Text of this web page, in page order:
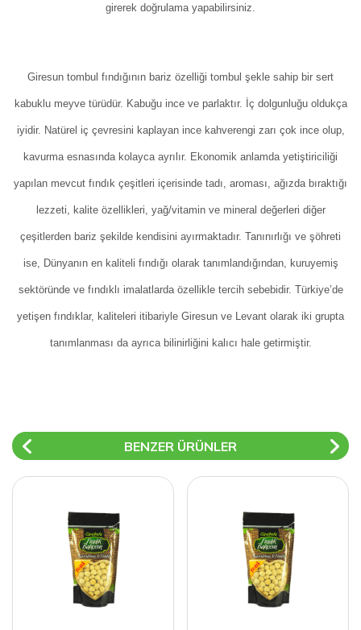
girerek doğrulama yapabilirsiniz.
Giresun tombul fındığının bariz özelliği tombul şekle sahip bir sert
kabuklu meyve türüdür. Kabuğu ince ve parlaktır. İç dolgunluğu oldukça
iyidir. Natürel iç çevresini kaplayan ince kahverengi zarı çok ince olup,
kavurma esnasında kolayca ayrılır. Ekonomik anlamda yetiştiriciliği
yapılan mevcut fındık çeşitleri içerisinde tadı, aroması, ağızda bıraktığı
lezzeti, kalite özellikleri, yağ/vitamin ve mineral değerleri diğer
çeşitlerden bariz şekilde kendisini ayırmaktadır. Tanınırlığı ve şöhreti
ise, Dünyanın en kaliteli fındığı olarak tanımlandığından, kuruyemiş
sektöründe ve fındıklı imalatlarda özellikle tercih sebebidir. Türkiye’de
yetişen fındıklar, kaliteleri itibariyle Giresun ve Levant olarak iki grupta
tanımlanması da ayrıca bilinirliğini kalıcı hale getirmiştir.
BENZER ÜRÜNLER